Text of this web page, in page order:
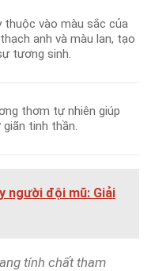
thuộc vào màu sắc của
anh và màu lan, tạo
tương sinh.
thơm tự nhiên giúp
giãn tinh thần.
người đội mũ: Giải
tính chất tham